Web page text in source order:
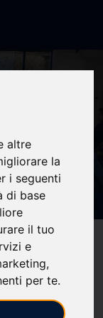
altre
la
i seguenti
di base
il tuo
e
,
per te.
en la
de Estado y